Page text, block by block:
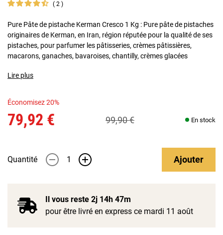
2
Pure Pâte de pistache Kerman Cresco 1 Kg : Pure pâte de pistaches
originaires de Kerman, en Iran, région réputée pour la qualité de ses
pistaches, pour parfumer les pâtisseries, crèmes pâtissières,
macarons, ganaches, bavaroises, chantilly, crèmes glacées
Lire plus
Économisez 20%
79,92 € 99,90 € En stock
Quantité - + Ajouter
Il vous reste 2j 14h 47m
pour être livré en express ce mardi 11 août